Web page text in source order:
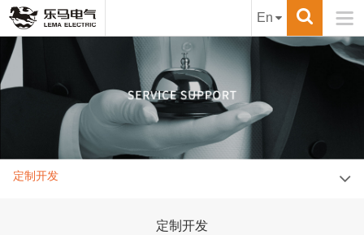

En
定制开发
定制开发